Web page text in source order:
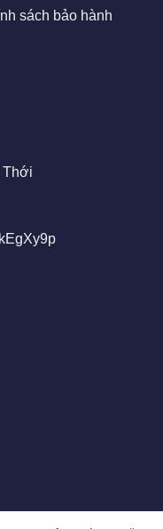
sách bảo hành
Thới